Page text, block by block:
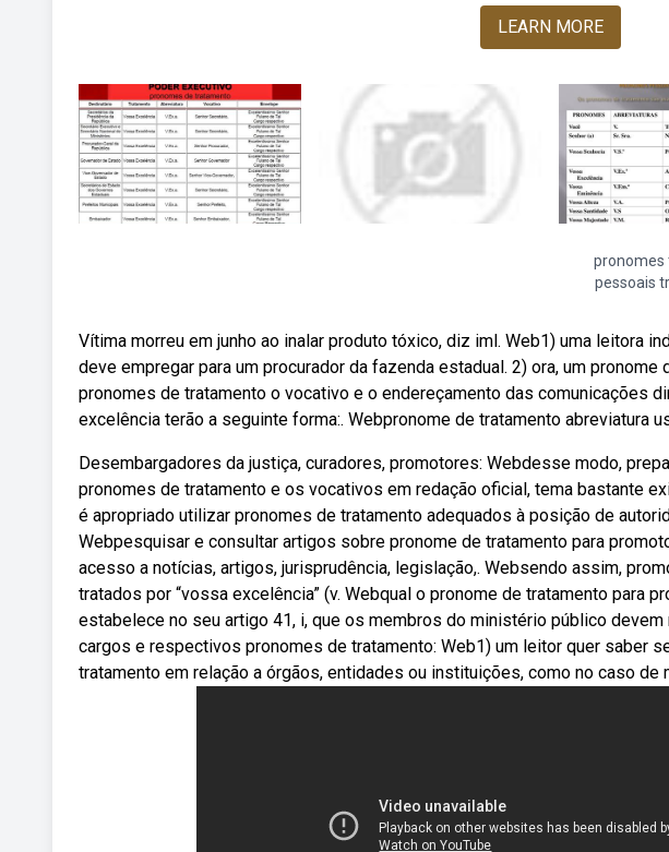
LEARN MORE
pessoais
Vítima morreu em junho ao inalar produto tóxico, diz iml. Web1) uma leitora
deve empregar para um procurador da fazenda estadual. 2) ora, um
pronomes de tratamento o vocativo e o endereçamento das comunicações
excelência terão a seguinte forma:. Webpronome de tratamento abreviatura
Desembargadores da justiça, curadores, promotores: Webdesse modo,
pronomes de tratamento e os vocativos em redação oficial, tema bastante
é apropriado utilizar pronomes de tratamento adequados à posição de
Webpesquisar e consultar artigos sobre pronome de tratamento para
acesso a notícias, artigos, jurisprudência, legislação,. Websendo assim,
tratados por “vossa excelência” (v. Webqual o pronome de tratamento para
estabelece no seu artigo 41, i, que os membros do ministério público
cargos e respectivos pronomes de tratamento: Web1) um leitor quer saber
tratamento em relação a órgãos, entidades ou instituições, como no caso